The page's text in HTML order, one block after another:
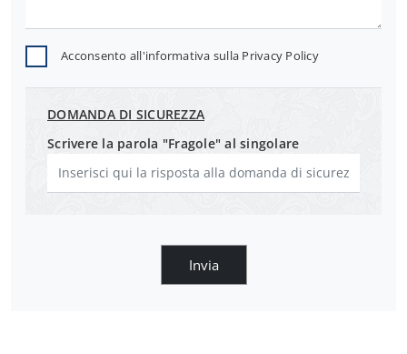
Acconsento all'informativa sulla Privacy Policy
DOMANDA DI SICUREZZA
Scrivere la parola "Fragole" al singolare
Invia